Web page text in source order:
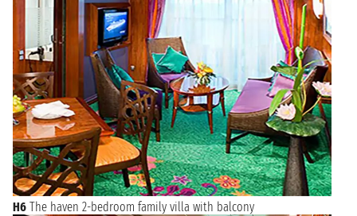
H6 The haven 2-bedroom family villa with balcony